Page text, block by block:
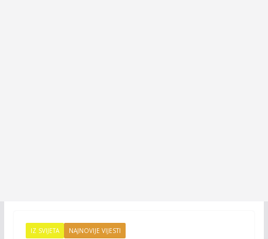
IZ SVIJETA NAJNOVIJE VIJESTI